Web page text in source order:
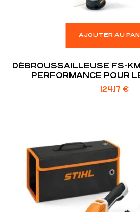
AJOUTER AU
DÉBROUSSAILLEUSE FS-
PERFORMANCE POUR
124.17 €